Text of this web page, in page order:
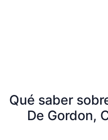
Qué saber
De Gordon,